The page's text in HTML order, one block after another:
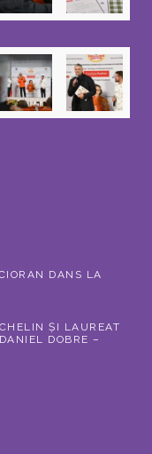
DANS LA
ȘI LAUREAT
DOBRE –